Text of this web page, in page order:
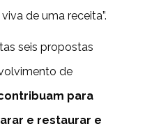
de uma receita”.
seis propostas
de
para
e restaurar e